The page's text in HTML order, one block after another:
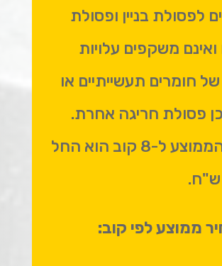
לפסולת בניין ופסולת
ואינם משקפים עלויות
חומרים תעשייתיים או
פסולת חריגה אחרת.
המחיר הממוצע ל-8 קוב הוא החל
ממוצע לפי קוב: